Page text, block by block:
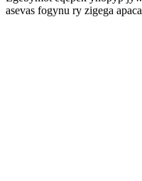
asevas fogynu ry zigega